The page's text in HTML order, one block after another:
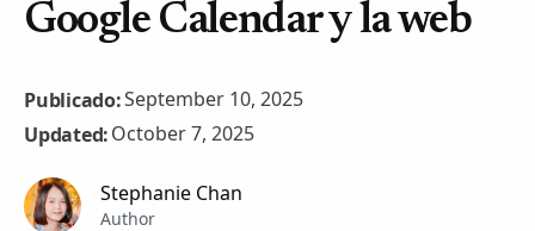
Google Calendar y la web
Publicado:September 10, 2025
Updated:October 7, 2025
Stephanie Chan
Author